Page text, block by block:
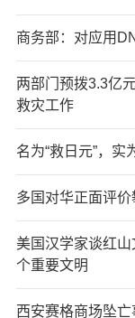
商务部：对应用
两部门预拨3.3亿
救灾工作
名为“救日元”，实
多国对华正面评价
美国汉学家谈红
个重要文明
西安赛格商场坠